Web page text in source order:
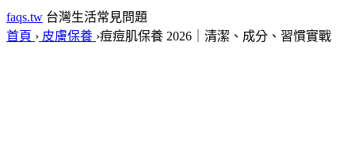
faqs.tw 台灣生活常見問題
首頁 › 皮膚保養 ›痘痘肌保養 2026｜清潔、成分、習慣實戰